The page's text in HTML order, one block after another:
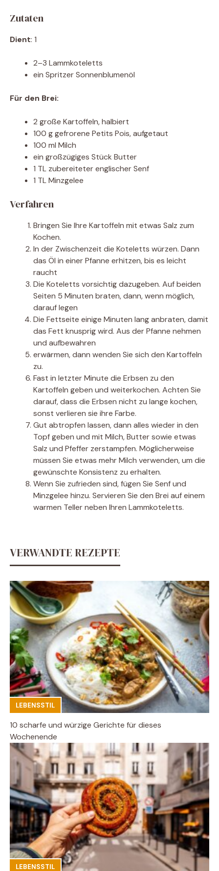
Zutaten
Dient: 1
2–3 Lammkoteletts
ein Spritzer Sonnenblumenöl
Für den Brei:
2 große Kartoffeln, halbiert
100 g gefrorene Petits Pois, aufgetaut
100 ml Milch
ein großzügiges Stück Butter
1 TL zubereiteter englischer Senf
1 TL Minzgelee
Verfahren
Bringen Sie Ihre Kartoffeln mit etwas Salz zum
Kochen.
In der Zwischenzeit die Koteletts würzen. Dann
das Öl in einer Pfanne erhitzen, bis es leicht
raucht
Die Koteletts vorsichtig dazugeben. Auf beiden
Seiten 5 Minuten braten, dann, wenn möglich,
darauf legen
Die Fettseite einige Minuten lang anbraten, damit
das Fett knusprig wird. Aus der Pfanne nehmen
und aufbewahren
erwärmen, dann wenden Sie sich den Kartoffeln
zu.
Fast in letzter Minute die Erbsen zu den
Kartoffeln geben und weiterkochen. Achten Sie
darauf, dass die Erbsen nicht zu lange kochen,
sonst verlieren sie ihre Farbe.
Gut abtropfen lassen, dann alles wieder in den
Topf geben und mit Milch, Butter sowie etwas
Salz und Pfeffer zerstampfen. Möglicherweise
müssen Sie etwas mehr Milch verwenden, um die
gewünschte Konsistenz zu erhalten.
Wenn Sie zufrieden sind, fügen Sie Senf und
Minzgelee hinzu. Servieren Sie den Brei auf einem
warmen Teller neben Ihren Lammkoteletts.
VERWANDTE REZEPTE
LEBENSSTIL
10 scharfe und würzige Gerichte für dieses
Wochenende
LEBENSSTIL